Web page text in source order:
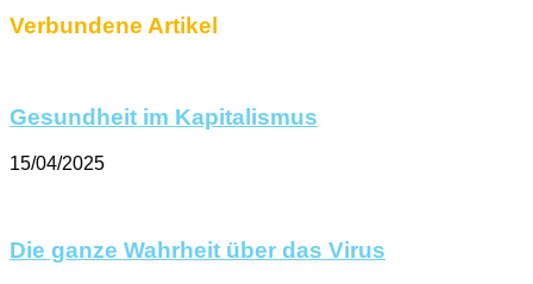
Verbundene Artikel
Gesundheit im Kapitalismus
15/04/2025
Die ganze Wahrheit über das Virus